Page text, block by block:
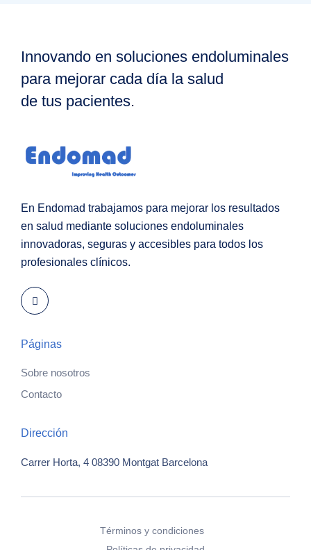
Innovando en soluciones endoluminales
para mejorar cada día la salud
de tus pacientes.
En Endomad trabajamos para mejorar los resultados
en salud mediante soluciones endoluminales
innovadoras, seguras y accesibles para todos los
profesionales clínicos.
Páginas
Sobre nosotros
Contacto
Dirección
Carrer Horta, 4 08390 Montgat Barcelona
Términos y condiciones